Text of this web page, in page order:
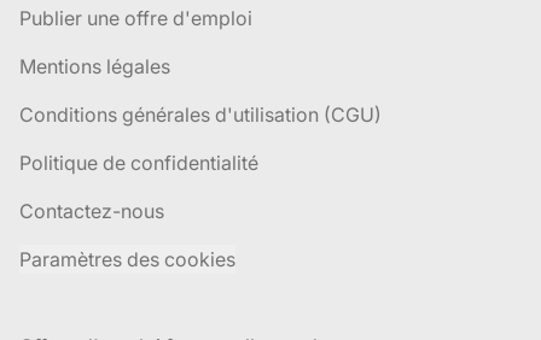
Publier une offre d'emploi
Mentions légales
Conditions générales d'utilisation (CGU)
Politique de confidentialité
Contactez-nous
Paramètres des cookies